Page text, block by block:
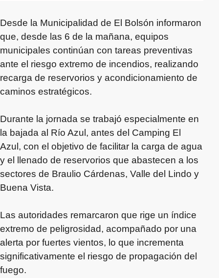
Desde la Municipalidad de El Bolsón informaron
que, desde las 6 de la mañana, equipos
municipales continúan con tareas preventivas
ante el riesgo extremo de incendios, realizando
recarga de reservorios y acondicionamiento de
caminos estratégicos.
Durante la jornada se trabajó especialmente en
la bajada al Río Azul, antes del Camping El
Azul, con el objetivo de facilitar la carga de agua
y el llenado de reservorios que abastecen a los
sectores de Braulio Cárdenas, Valle del Lindo y
Buena Vista.
Las autoridades remarcaron que rige un índice
extremo de peligrosidad, acompañado por una
alerta por fuertes vientos, lo que incrementa
significativamente el riesgo de propagación del
fuego.